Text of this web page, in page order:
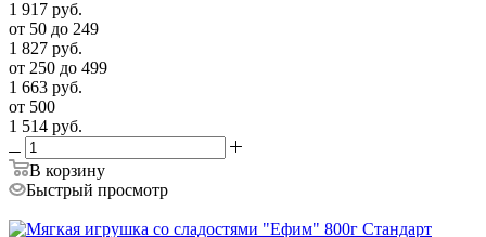
1 917 руб.
от 50 до 249
1 827 руб.
от 250 до 499
1 663 руб.
от 500
1 514 руб.
В корзину
Быстрый просмотр